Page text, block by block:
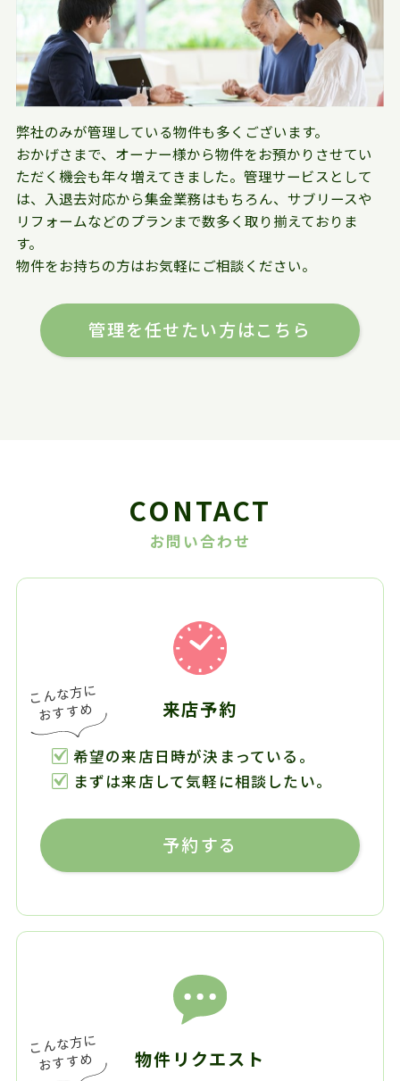
弊社のみが管理している物件も多くございます。
おかげさまで、オーナー様から物件をお預かりさせてい
ただく機会も年々増えてきました。管理サービスとして
は、入退去対応から集金業務はもちろん、サブリースや
リフォームなどのプランまで数多く取り揃えておりま
す。
物件をお持ちの方はお気軽にご相談ください。
管理を任せたい方はこちら
CONTACT
お問い合わせ
来店予約
希望の来店日時が決まっている。
まずは来店して気軽に相談したい。
予約する
物件リクエスト